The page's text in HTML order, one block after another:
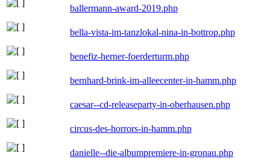
ballermann-award-2019.php
bella-vista-im-tanzlokal-nina-in-bottrop.php
benefiz-herner-foerderturm.php
bernhard-brink-im-alleecenter-in-hamm.php
caesar--cd-releaseparty-in-oberhausen.php
circus-des-horrors-in-hamm.php
danielle--die-albumpremiere-in-gronau.php